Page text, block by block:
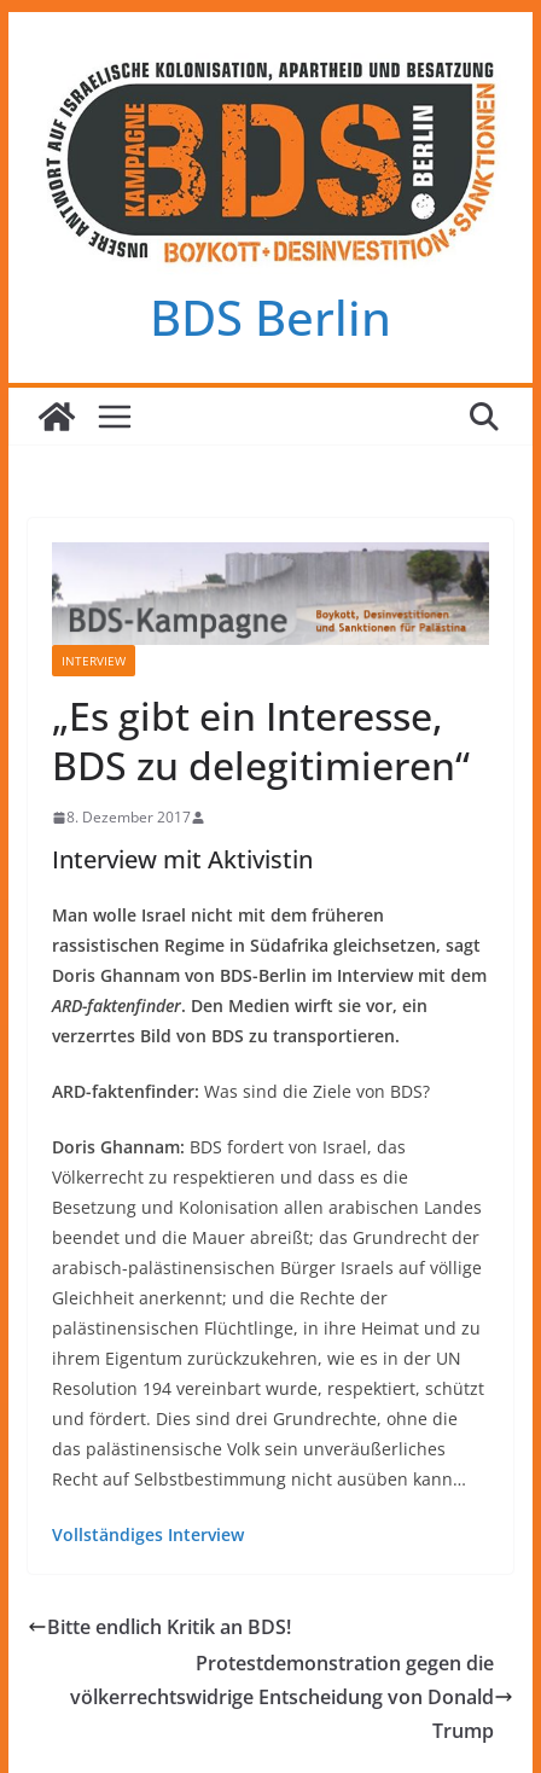
springen
BDS Berlin
INTERVIEW
„Es gibt ein Interesse,
BDS zu delegitimieren“
8. Dezember 2017
Interview mit Aktivistin
Man wolle Israel nicht mit dem früheren
rassistischen Regime in Südafrika gleichsetzen, sagt
Doris Ghannam von BDS-Berlin im Interview mit dem
ARD-faktenfinder. Den Medien wirft sie vor, ein
verzerrtes Bild von BDS zu transportieren.
ARD-faktenfinder: Was sind die Ziele von BDS?
Doris Ghannam: BDS fordert von Israel, das
Völkerrecht zu respektieren und dass es die
Besetzung und Kolonisation allen arabischen Landes
beendet und die Mauer abreißt; das Grundrecht der
arabisch-palästinensischen Bürger Israels auf völlige
Gleichheit anerkennt; und die Rechte der
palästinensischen Flüchtlinge, in ihre Heimat und zu
ihrem Eigentum zurückzukehren, wie es in der UN
Resolution 194 vereinbart wurde, respektiert, schützt
und fördert. Dies sind drei Grundrechte, ohne die
das palästinensische Volk sein unveräußerliches
Recht auf Selbstbestimmung nicht ausüben kann…
Vollständiges Interview
Bitte endlich Kritik an BDS!
Protestdemonstration gegen die
völkerrechtswidrige Entscheidung von Donald
Trump